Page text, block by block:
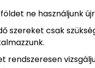
ne használjunk
szereket csak
rendszeresen